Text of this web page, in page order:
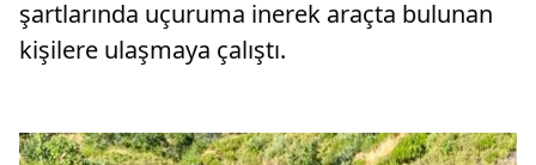
şartlarında uçuruma inerek araçta bulunan
kişilere ulaşmaya çalıştı.